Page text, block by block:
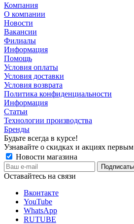
Компания
О компании
Новости
Вакансии
Филиалы
Информация
Помощь
Условия оплаты
Условия доставки
Условия возврата
Политика конфиденциальности
Информация
Статьи
Технологии производства
Бренды
Будьте всегда в курсе!
Узнавайте о скидках и акциях первым
Новости магазина
Оставайтесь на связи
Вконтакте
YouTube
WhatsApp
RUTUBE